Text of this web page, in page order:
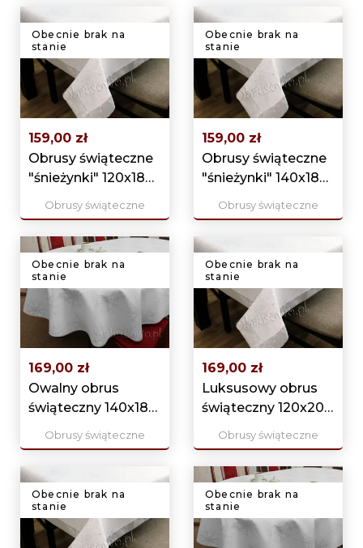
Obecnie brak na
stanie
159,00 zł
Obrusy świąteczne
"śnieżynki" 120x180
srebrny
Obrusy świąteczne
Obecnie brak na
stanie
159,00 zł
Obrusy świąteczne
"śnieżynki" 140x180
srebrny
Obrusy świąteczne
Obecnie brak na
stanie
169,00 zł
Owalny obrus
świąteczny 140x180
srebrny
Obrusy świąteczne
Obecnie brak na
stanie
169,00 zł
Luksusowy obrus
świąteczny 120x200
srebrny
Obrusy świąteczne
Obecnie brak na
stanie
Obecnie brak na
stanie